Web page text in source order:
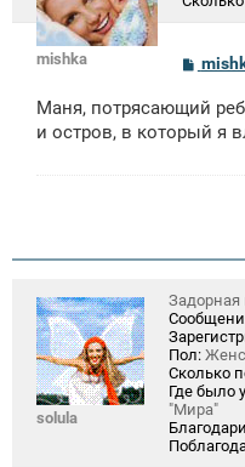
mishka
С
б
щ
Маня, потрясающий
и остров, в который я
solula
Задорная
Пол:
Сколько
Где было
"Мира"